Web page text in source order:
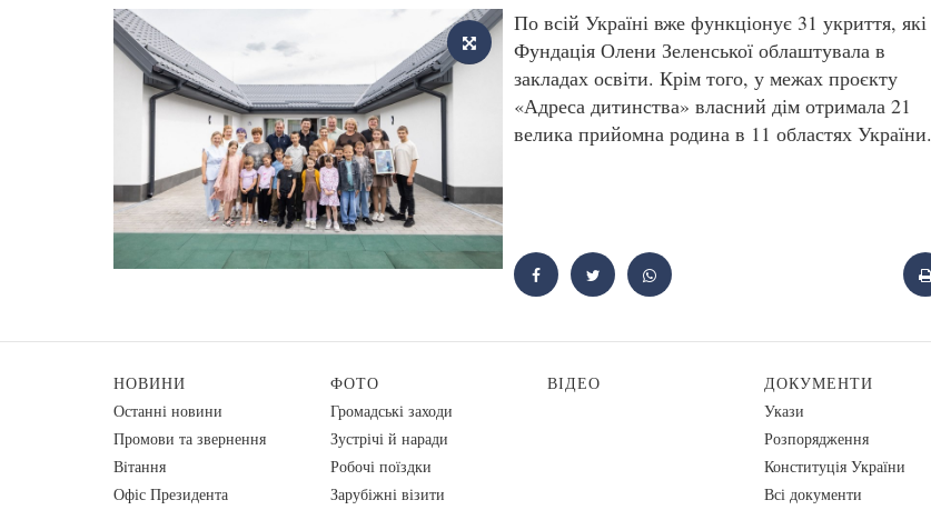
По всій Україні вже функціонує 31 укриття, які
Фундація Олени Зеленської облаштувала в
закладах освіти. Крім того, у межах проєкту
«Адреса дитинства» власний дім отримала 21
велика прийомна родина в 11 областях України.
НОВИНИ
Останні новини
Промови та звернення
Вiтання
Офіс Президента
ФОТО
Громадські заходи
Зустрічі й наради
Робочі поїздки
Зарубіжні візити
ВІДЕО
ДОКУМЕНТИ
Укази
Розпорядження
Конституція України
Всі документи